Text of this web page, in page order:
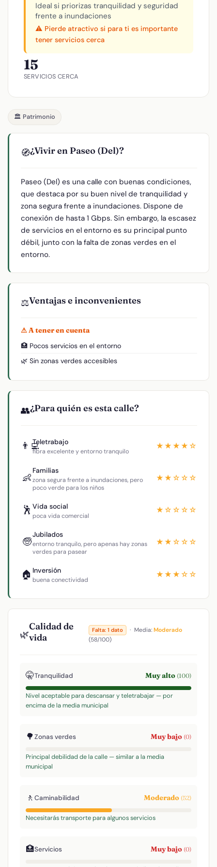
Ideal si priorizas tranquilidad y seguridad
frente a inundaciones
⚠️ Pierde atractivo si para ti es importante
tener servicios cerca
15
SERVICIOS CERCA
🏛️ Patrimonio
🧭¿Vivir en Paseo (Del)?
Paseo (Del) es una calle con buenas condiciones,
que destaca por su buen nivel de tranquilidad y
zona segura frente a inundaciones. Dispone de
conexión de hasta 1 Gbps. Sin embargo, la escasez
de servicios en el entorno es su principal punto
débil, junto con la falta de zonas verdes en el
entorno.
⚖️Ventajas e inconvenientes
⚠ A tener en cuenta
🏥 Pocos servicios en el entorno
🌿 Sin zonas verdes accesibles
👥¿Para quién es esta calle?
👨‍💻Teletrabajo
fibra excelente y entorno tranquilo
★★★★☆
👶
Familias
zona segura frente a inundaciones, pero
poco verde para los niños
★★☆☆☆
🕺 Vida social
poca vida comercial
★☆☆☆☆
🧓
Jubilados
entorno tranquilo, pero apenas hay zonas
verdes para pasear
★★☆☆☆
🏠 Inversión
buena conectividad
★★★☆☆
🌿
Calidad de
vida
Falta: 1 dato · Media:Moderado
(58/100)
🤫Tranquilidad Muy alto (100)
Nivel aceptable para descansar y teletrabajar — por
encima de la media municipal
🌳Zonas verdes Muy bajo (0)
Principal debilidad de la calle — similar a la media
municipal
🚶 Caminabilidad Moderado (52)
Necesitarás transporte para algunos servicios
🏥Servicios Muy bajo (0)